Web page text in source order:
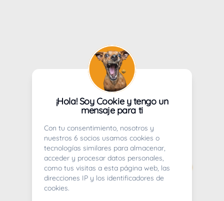
¡Hola! Soy Cookie y tengo un
mensaje para ti
Con tu consentimiento, nosotros y
nuestros 6 socios usamos cookies o
tecnologías similares para almacenar,
acceder y procesar datos personales,
como tus visitas a esta página web, las
direcciones IP y los identificadores de
cookies.